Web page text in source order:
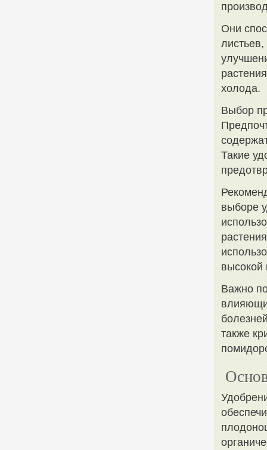
Они
холода.
Выбор
Такие
выборе
высокой
Важно
также